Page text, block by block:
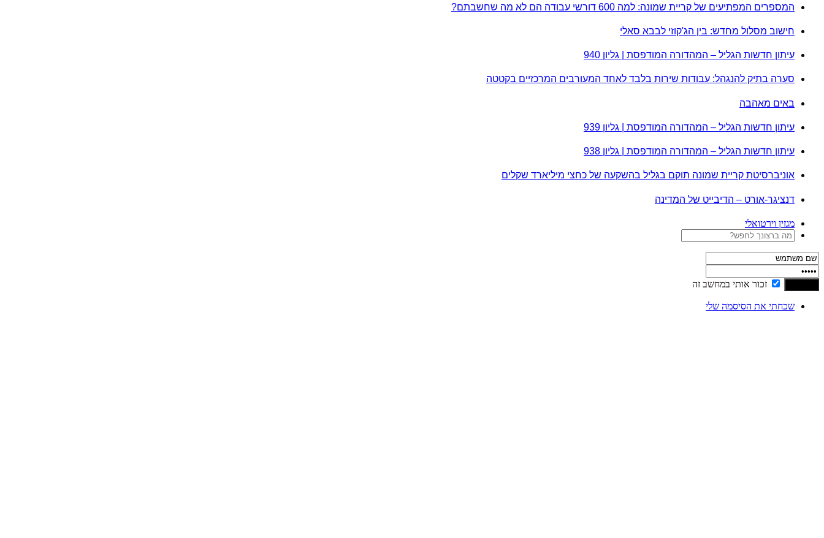
המספרים המפתיעים של קריית שמונה: למה 600 דורשי עבודה הם לא מה שחשבתם?
חישוב מסלול מחדש: בין הג'קוזי לבבא סאלי
עיתון חדשות הגליל – המהדורה המודפסת | גליון 940
סערה בתיק להנגהל: עבודות שירות בלבד לאחד המעורבים המרכזיים בקטטה
באים מאהבה
עיתון חדשות הגליל – המהדורה המודפסת | גליון 939
עיתון חדשות הגליל – המהדורה המודפסת | גליון 938
אוניברסיטת קריית שמונה תוקם בגליל בהשקעה של כחצי מיליארד שקלים
דנציגר-אורט – הדיבייט של המדינה
מגזין וירטואלי
זכור אותי במחשב זה
שכחתי את הסיסמה שלי